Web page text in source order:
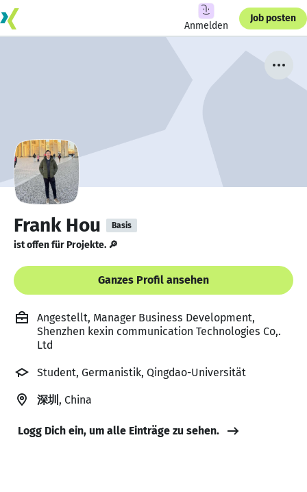
Anmelden
Job posten
Frank Hou Basis
ist offen für Projekte. 🔎
Ganzes Profil ansehen
Angestellt, Manager Business Development,
Shenzhen kexin communication Technologies Co,.
Ltd
Student, Germanistik, Qingdao-Universität
深圳 , China
Logg Dich ein, um alle Einträge zu sehen.